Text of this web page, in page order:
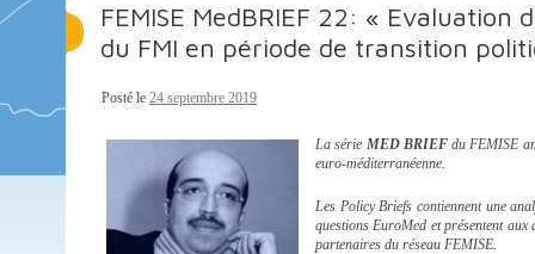
FEMISE MedBRIEF 22: «
du FMI en période de transition
Posté le 24 septembre 2019
La série MED BRIEFdu FEMISE
euro-méditerranéenne.
Les Policy Briefs contiennent une
questions EuroMed et présentent aux
partenaires du réseau FEMISE.